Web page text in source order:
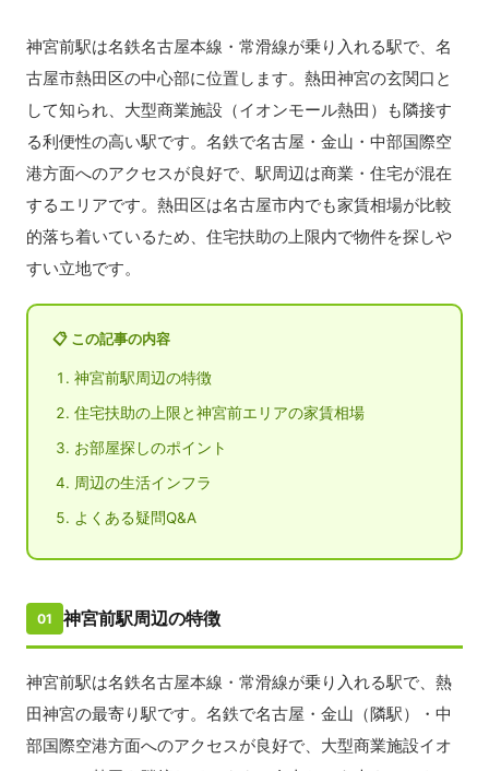
神宮前駅は名鉄名古屋本線・常滑線が乗り入れる駅で、名
古屋市熱田区の中心部に位置します。熱田神宮の玄関口と
して知られ、大型商業施設（イオンモール熱田）も隣接す
る利便性の高い駅です。名鉄で名古屋・金山・中部国際空
港方面へのアクセスが良好で、駅周辺は商業・住宅が混在
するエリアです。熱田区は名古屋市内でも家賃相場が比較
的落ち着いているため、住宅扶助の上限内で物件を探しや
すい立地です。
📋 この記事の内容
神宮前駅周辺の特徴
住宅扶助の上限と神宮前エリアの家賃相場
お部屋探しのポイント
周辺の生活インフラ
よくある疑問Q&A
01 神宮前駅周辺の特徴
神宮前駅は名鉄名古屋本線・常滑線が乗り入れる駅で、熱
田神宮の最寄り駅です。名鉄で名古屋・金山（隣駅）・中
部国際空港方面へのアクセスが良好で、大型商業施設イオ